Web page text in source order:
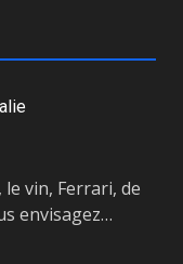
le vin, Ferrari, de
envisagez…